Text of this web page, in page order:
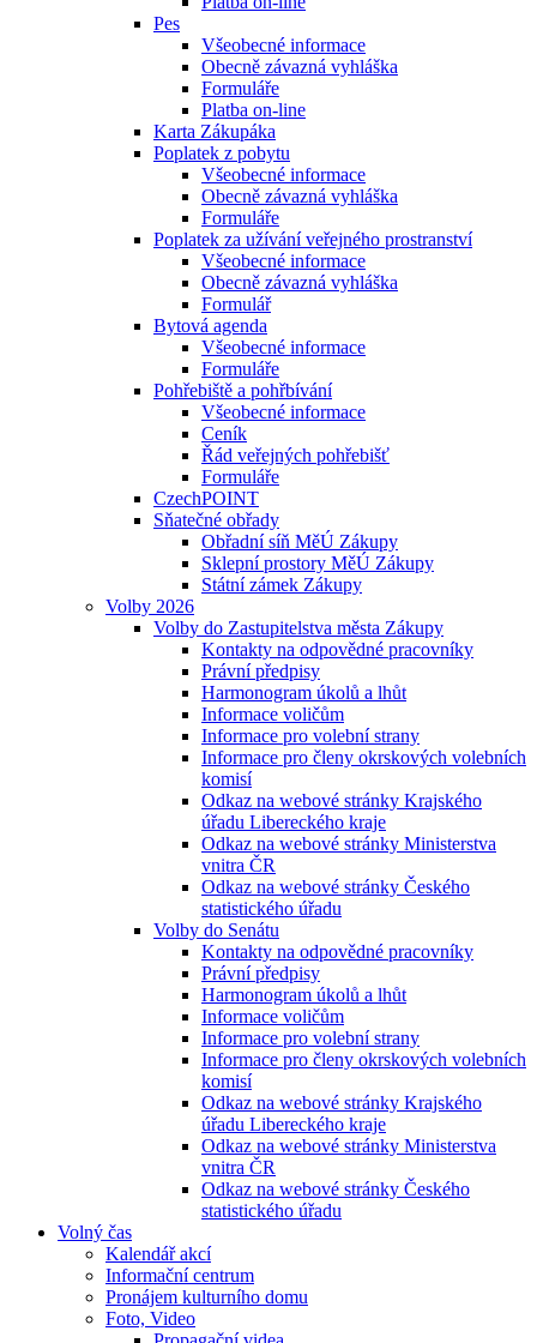
Pes
Všeobecné informace
Obecně závazná vyhláška
Formuláře
Platba on-line
Karta Zákupáka
Poplatek z pobytu
Všeobecné informace
Obecně závazná vyhláška
Formuláře
Poplatek za užívání veřejného prostranství
Všeobecné informace
Obecně závazná vyhláška
Formulář
Bytová agenda
Všeobecné informace
Formuláře
Pohřebiště a pohřbívání
Všeobecné informace
Ceník
Řád veřejných pohřebišť
Formuláře
CzechPOINT
Sňatečné obřady
Obřadní síň MěÚ Zákupy
Sklepní prostory MěÚ Zákupy
Státní zámek Zákupy
Volby 2026
Volby do Zastupitelstva města Zákupy
Kontakty na odpovědné pracovníky
Právní předpisy
Harmonogram úkolů a lhůt
Informace voličům
Informace pro volební strany
Informace pro členy okrskových volebních
komisí
Odkaz na webové stránky Krajského
úřadu Libereckého kraje
Odkaz na webové stránky Ministerstva
vnitra ČR
Odkaz na webové stránky Českého
statistického úřadu
Volby do Senátu
Kontakty na odpovědné pracovníky
Právní předpisy
Harmonogram úkolů a lhůt
Informace voličům
Informace pro volební strany
Informace pro členy okrskových volebních
komisí
Odkaz na webové stránky Krajského
úřadu Libereckého kraje
Odkaz na webové stránky Ministerstva
vnitra ČR
Odkaz na webové stránky Českého
statistického úřadu
Volný čas
Kalendář akcí
Informační centrum
Pronájem kulturního domu
Foto, Video